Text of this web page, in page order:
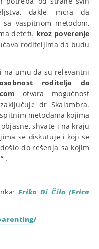
dakle, mora da
vaspitnom metodom,
detetu kroz poverenje
roditeljima da budu
na umu da su relevantni
roditelja da
otvara mogućnost
dr Skalambra.
metodama kojima
shvate i na kraju
se diskutuje i koji se
do rešenja sa kojim
.
Erika Di Čilo (Erica